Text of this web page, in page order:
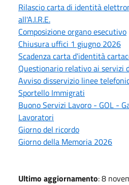
Rilascio carta di identità
all'A.I.R.E.
Composizione organo esecutivo
Chiusura uffici 1 giugno 2026
Scadenza carta d'identità
Questionario relativo ai servizi
Avviso disservizio linee
Sportello Immigrati
Buono Servizi Lavoro - GOL -
Lavoratori
Giorno del ricordo
Giorno della Memoria 2026
Ultimo aggiornamento: 8